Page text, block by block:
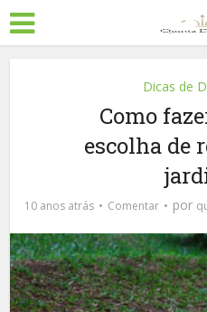
Dicas de
Como
escolha de
10 anos atrás Comentar por